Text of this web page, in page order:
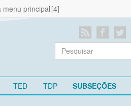
menu principal
TED TDP SUBSEÇÕES